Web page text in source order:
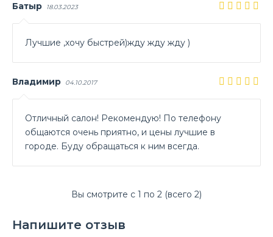
Батыр 18.03.2023
Лучшие ,хочу быстрей)жду жду жду )
Владимир 04.10.2017
Отличный салон! Рекомендую! По телефону
общаются очень приятно, и цены лучшие в
городе. Буду обращаться к ним всегда.
Вы смотрите с 1 по 2 (всего 2)
Напишите отзыв